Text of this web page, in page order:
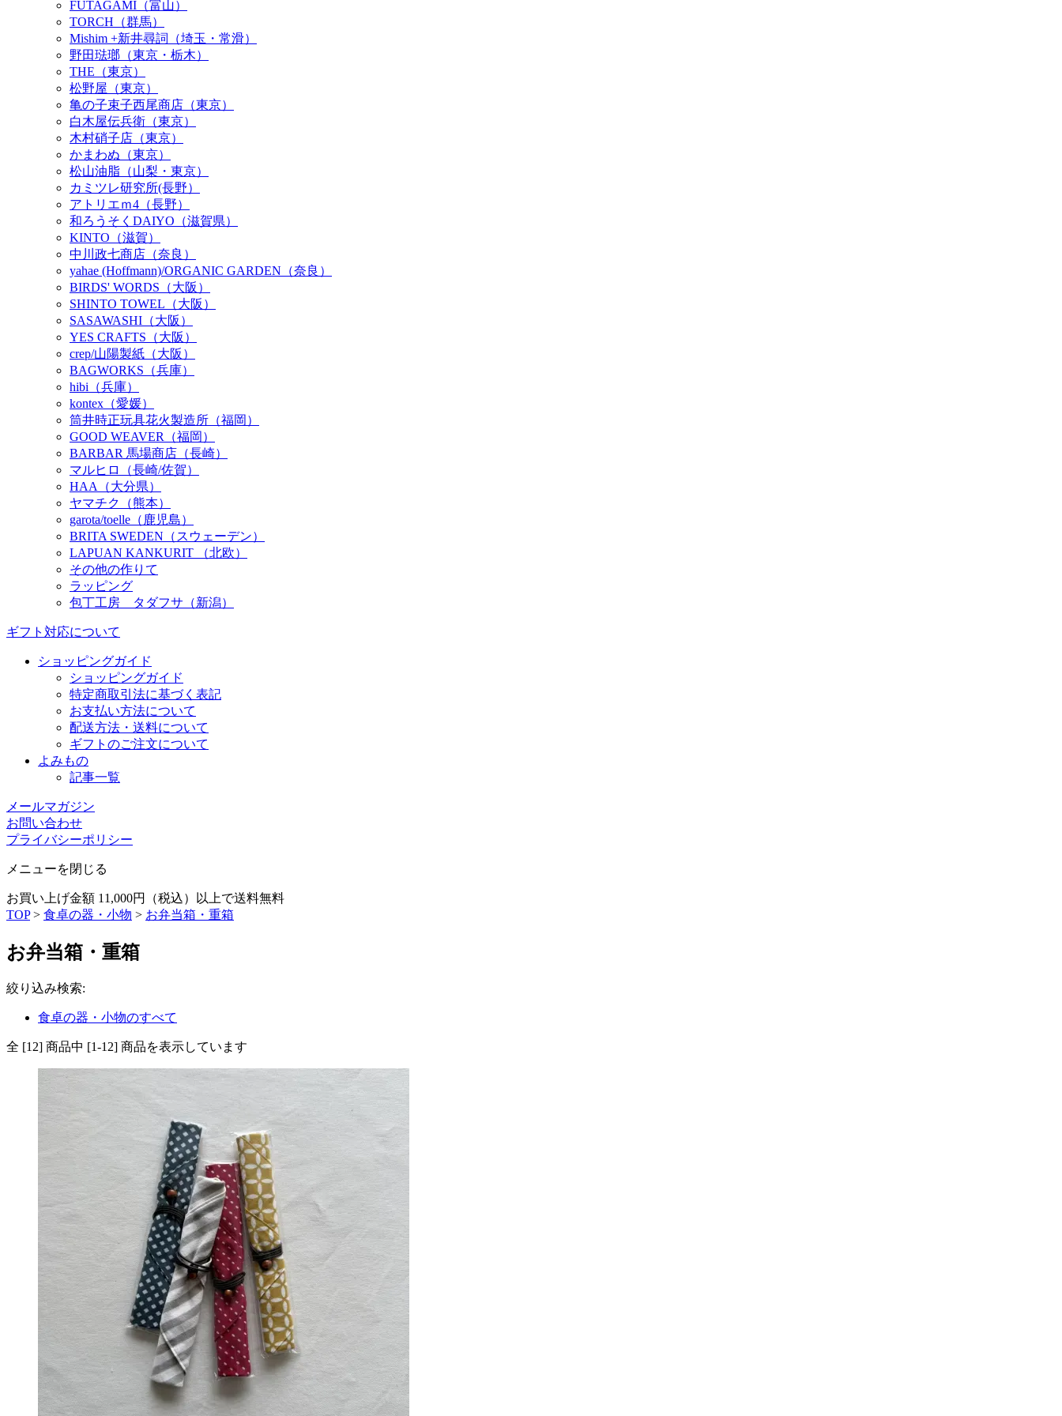
FUTAGAMI（富山）
TORCH（群馬）
Mishim +新井尋詞（埼玉・常滑）
野田琺瑯（東京・栃木）
THE（東京）
松野屋（東京）
亀の子束子西尾商店（東京）
白木屋伝兵衛（東京）
木村硝子店（東京）
かまわぬ（東京）
松山油脂（山梨・東京）
カミツレ研究所(長野）
アトリエｍ4（長野）
和ろうそくDAIYO（滋賀県）
KINTO（滋賀）
中川政七商店（奈良）
yahae (Hoffmann)/ORGANIC GARDEN（奈良）
BIRDS' WORDS（大阪）
SHINTO TOWEL（大阪）
SASAWASHI（大阪）
YES CRAFTS（大阪）
crep/山陽製紙（大阪）
BAGWORKS（兵庫）
hibi（兵庫）
kontex（愛媛）
筒井時正玩具花火製造所（福岡）
GOOD WEAVER（福岡）
BARBAR 馬場商店（長崎）
マルヒロ（長崎/佐賀）
HAA（大分県）
ヤマチク（熊本）
garota/toelle（鹿児島）
BRITA SWEDEN（スウェーデン）
LAPUAN KANKURIT （北欧）
その他の作りて
ラッピング
包丁工房 タダフサ（新潟）
ギフト対応について
ショッピングガイド
ショッピングガイド
特定商取引法に基づく表記
お支払い方法について
配送方法・送料について
ギフトのご注文について
よみもの
記事一覧
メールマガジン
お問い合わせ
プライバシーポリシー
メニューを閉じる
お買い上げ金額 11,000円（税込）以上で送料無料
TOP> 食卓の器・小物 > お弁当箱・重箱
お弁当箱・重箱
絞り込み検索:
食卓の器・小物のすべて
全 [12] 商品中 [1-12] 商品を表示しています